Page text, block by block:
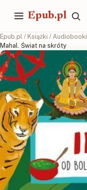
Epub.pl
Epub.pl / Książki / Audiobooki
Mahal. Świat na skróty